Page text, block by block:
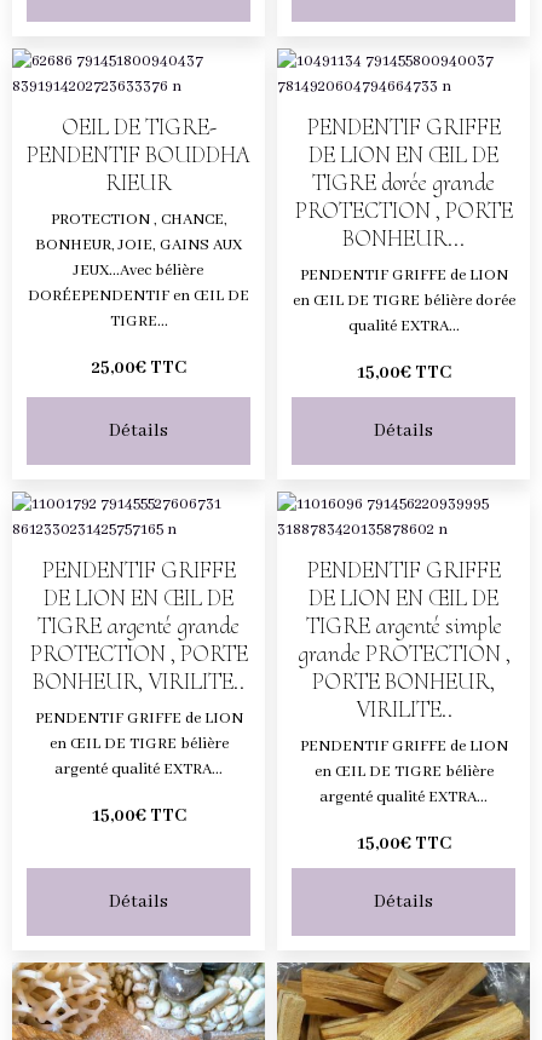
OEIL DE TIGRE-
PENDENTIF BOUDDHA
RIEUR
PROTECTION , CHANCE,
BONHEUR, JOIE, GAINS AUX
JEUX...Avec bélière
DORÉEPENDENTIF en ŒIL DE
TIGRE...
25,00€ TTC
Détails
PENDENTIF GRIFFE
DE LION EN ŒIL DE
TIGRE dorée grande
PROTECTION , PORTE
BONHEUR...
PENDENTIF GRIFFE de LION
en ŒIL DE TIGRE bélière dorée
qualité EXTRA...
15,00€ TTC
Détails
PENDENTIF GRIFFE
DE LION EN ŒIL DE
TIGRE argenté grande
PROTECTION , PORTE
BONHEUR, VIRILITE..
PENDENTIF GRIFFE de LION
en ŒIL DE TIGRE bélière
argenté qualité EXTRA...
15,00€ TTC
Détails
PENDENTIF GRIFFE
DE LION EN ŒIL DE
TIGRE argenté simple
grande PROTECTION ,
PORTE BONHEUR,
VIRILITE..
PENDENTIF GRIFFE de LION
en ŒIL DE TIGRE bélière
argenté qualité EXTRA...
15,00€ TTC
Détails